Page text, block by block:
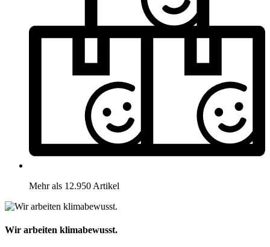
Mehr als 12.950 Artikel
Wir arbeiten klimabewusst.